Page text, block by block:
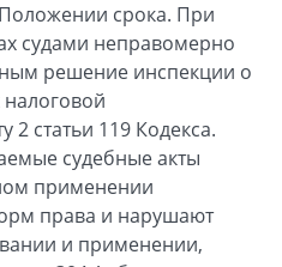
срока. При
судами неправомерно
решение инспекции о
2 статьи 119 Кодекса.
судебные акты
применении
права и нарушают
и применении,